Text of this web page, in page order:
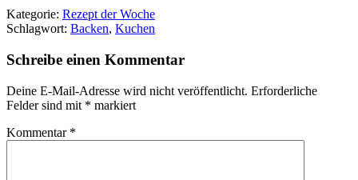
Kategorie: Rezept der Woche
Schlagwort: Backen, Kuchen
Schreibe einen Kommentar
Deine E-Mail-Adresse wird nicht veröffentlicht. Erforderliche
Felder sind mit * markiert
Kommentar *